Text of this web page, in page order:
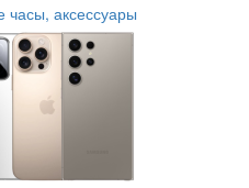
аксессуары